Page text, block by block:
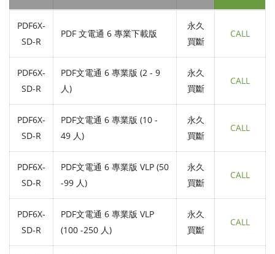
PDF6X-
SD-R
PDF 文電通 6 專業下載版
永久
買斷
CALL
PDF6X-
SD-R
PDF文電通 6 專業版 (2 - 9
人)
永久
買斷
CALL
PDF6X-
SD-R
PDF文電通 6 專業版 (10 -
49 人)
永久
買斷
CALL
PDF6X-
SD-R
PDF文電通 6 專業版 VLP (50
-99 人)
永久
買斷
CALL
PDF6X-
SD-R
PDF文電通 6 專業版 VLP
(100 -250 人)
永久
買斷
CALL